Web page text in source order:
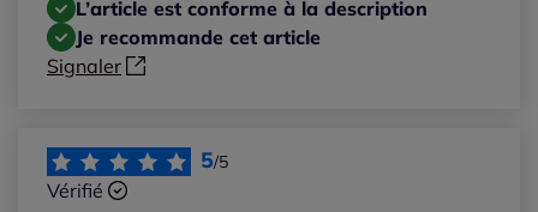
Notes les plus basses
L’article est conforme à la description
Je recommande cet article
Signaler
5/5
Vérifié